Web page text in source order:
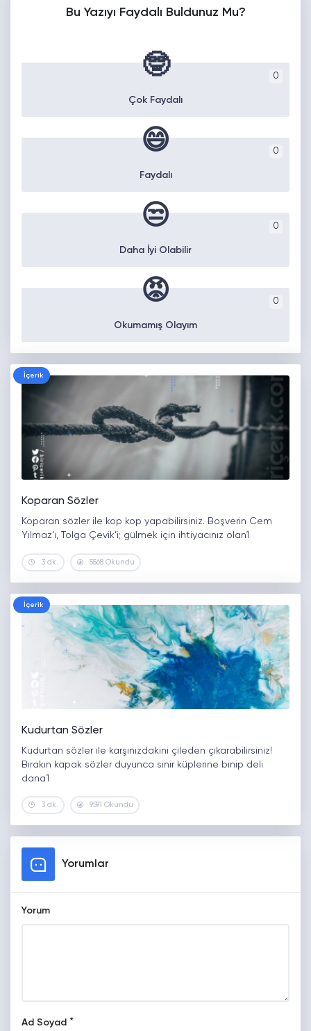
Bu Yazıyı Faydalı Buldunuz Mu?
0
🤓
Çok Faydalı
0
😄
Faydalı
0
😒
Daha İyi Olabilir
0
😡
Okumamış Olayım
İçerik
Koparan Sözler
Koparan sözler ile kop kop yapabilirsiniz. Boşverin Cem
Yılmaz’ı, Tolga Çevik’i; gülmek için ihtiyacınız olan1
3 dk. 5568 Okundu
İçerik
Kudurtan Sözler
Kudurtan sözler ile karşınızdakini çileden çıkarabilirsiniz!
Bırakın kapak sözler duyunca sinir küplerine binip deli
dana1
3 dk. 9591 Okundu
Yorumlar
Yorum
Ad Soyad *